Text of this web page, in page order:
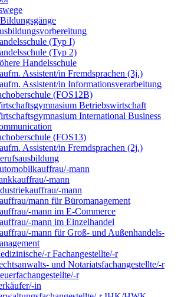
(Typ I)
(Typ 2)
Handelsschule
Assistent/in­ Fremdsprachen (3j.)
Assistent/in Informationsverarbeitung
(FOS12B)
Betriebswirtschaft
International Business
(FOS13)
Assistent/in Fremdsprachen (2j.)
mann
mann
mann
mann für Büromanagement
mann im E-Commerce
mann im Einzelhandel
mann für Groß- und Außen­handels­
r Fachangestellte/-r
und Notariatsfachangestellte/-r
r
in